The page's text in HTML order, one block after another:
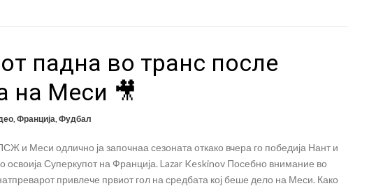
падна во транс после
на Меси 🎥
, Франција Фудбал
и Меси одлично ја започнаа сезоната откако вчера го победија Нант и
освоија Суперкупот на Франција. Lazar Keskinov Посебно внимание во
привлече првиот гол на средбата кој беше дело на Меси. Како